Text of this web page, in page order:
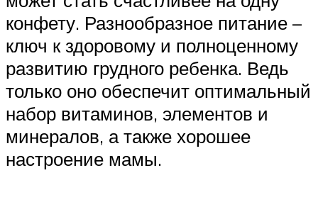
конфету. Разнообразное питание –
ключ к здоровому и полноценному
развитию грудного ребенка. Ведь
только оно обеспечит оптимальный
набор витаминов, элементов и
минералов, а также хорошее
настроение мамы.